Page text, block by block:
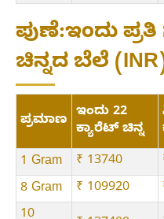
ಪುಣೆ:ಇಂದು ಪ್ರತಿ
ಚಿನ್ನದ ಬೆಲೆ
ಪ್ರಮಾಣ ಇಂದು 22
ಕ್ಯಾರೆಟ್ ಚಿನ್ನ
1 Gram
₹ 13740
8 Gram
₹ 109920
10